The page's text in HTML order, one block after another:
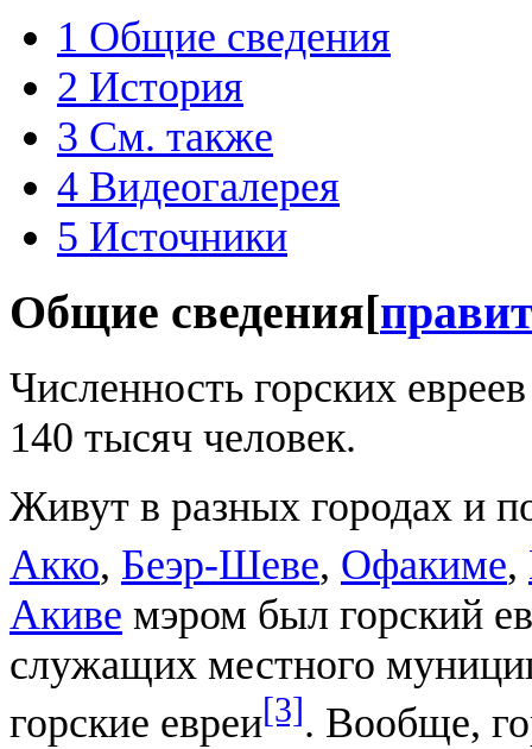
1 Общие сведения
2 История
3 См. также
4 Видеогалерея
5 Источники
Общие сведения[
Численность горских
140 тысяч человек.
Живут в разных городах и
Акко, Беэр-Шеве, Офакиме,
Акиве мэром был горский
служащих местного
горские евреи[3]. Вообще,